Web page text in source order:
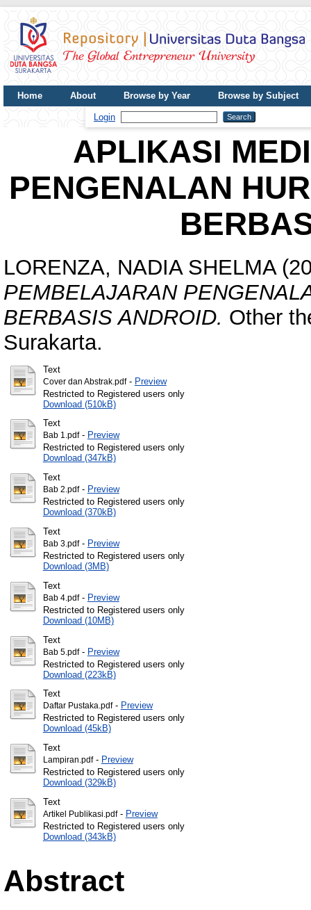
Home About Browse by Year
Browse by Subject
Login
APLIKASI
PENGENALAN
LORENZA, NADIA SHELMA
PEMBELAJARAN
BERBASIS ANDROID. Other
Surakarta.
Text
Cover dan Abstrak.pdf- Preview
Restricted to Registered users only
Download (510kB)
Text
Bab 1.pdf- Preview
Restricted to Registered users only
Download (347kB)
Text
Bab 2.pdf- Preview
Restricted to Registered users only
Download (370kB)
Text
Bab 3.pdf- Preview
Restricted to Registered users only
Download (3MB)
Text
Bab 4.pdf- Preview
Restricted to Registered users only
Download (10MB)
Text
Bab 5.pdf- Preview
Restricted to Registered users only
Download (223kB)
Text
Daftar Pustaka.pdf- Preview
Restricted to Registered users only
Download (45kB)
Text
Lampiran.pdf- Preview
Restricted to Registered users only
Download (329kB)
Text
Artikel Publikasi.pdf- Preview
Restricted to Registered users only
Download (343kB)
Abstract